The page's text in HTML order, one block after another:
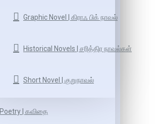
Graphic Novel | கிராஃ பிக் நாவல்
Historical Novels | சரித்திர நாவல்கள்
Short Novel | குறுநாவல்
Poetry | கவிதை